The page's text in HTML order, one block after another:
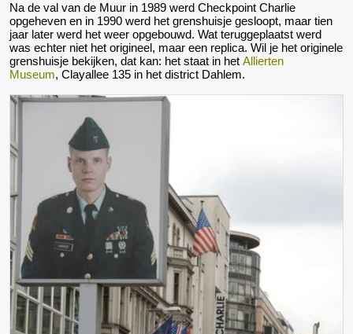
Na de val van de Muur in 1989 werd Checkpoint Charlie
opgeheven en in 1990 werd het grenshuisje gesloopt, maar tien
jaar later werd het weer opgebouwd. Wat teruggeplaatst werd
was echter niet het origineel, maar een replica. Wil je het originele
grenshuisje bekijken, dat kan: het staat in het Allierten
Museum, Clayallee 135 in het district Dahlem.